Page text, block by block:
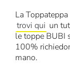
La
trovi qui un
le toppe BUBI
100%
mano.